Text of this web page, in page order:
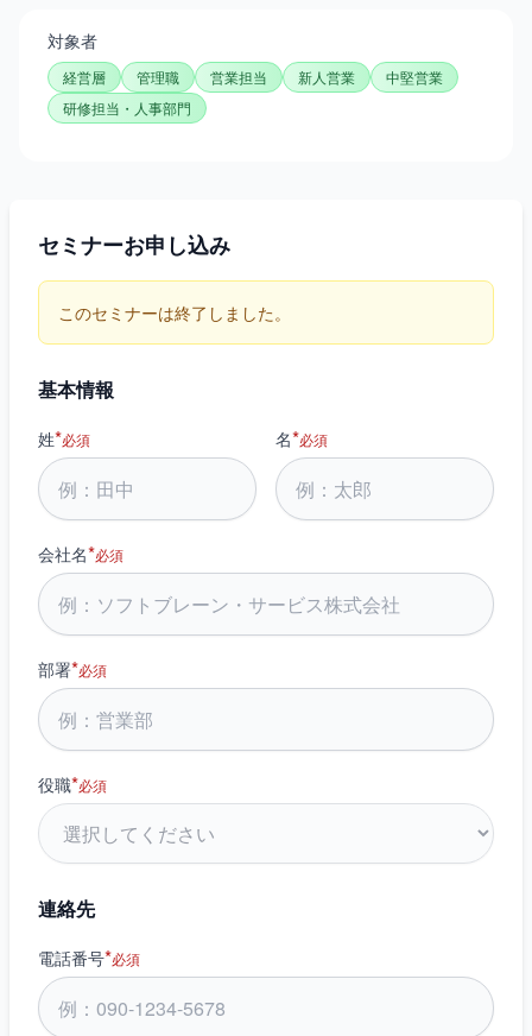
対象者
経営層 管理職 営業担当 新人営業
中堅営業
研修担当・人事部門
セミナーお申し込み
このセミナーは終了しました。
基本情報
姓*必須 名*必須
会社名*必須
部署*必須
役職*必須
連絡先
電話番号*必須